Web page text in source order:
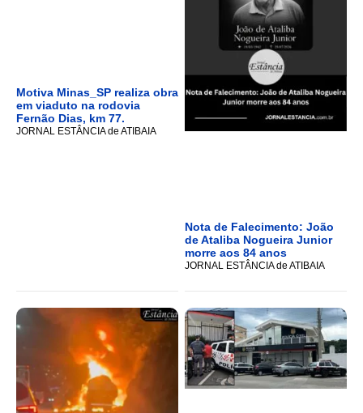
Motiva Minas_SP realiza obra
em viaduto na rodovia
Fernão Dias, km 77.
JORNAL ESTÂNCIA de ATIBAIA
Nota de Falecimento: João
de Ataliba Nogueira Junior
morre aos 84 anos
JORNAL ESTÂNCIA de ATIBAIA